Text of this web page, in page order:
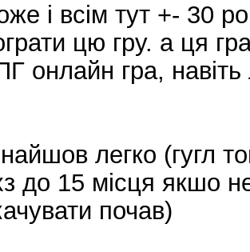
і всім тут +- 30
цю гру. а ця
гра, навіть
легко (гугл
до 15 місця якшо
почав)